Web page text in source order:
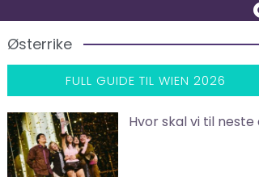
Østerrike
FULL GUIDE TIL WIEN 2026
Hvor skal vi til neste